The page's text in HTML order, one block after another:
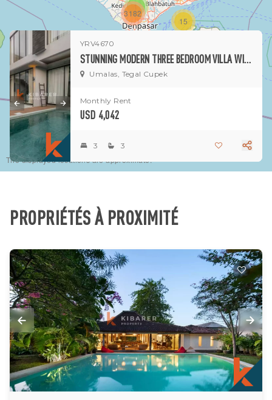
1
15
3182
The displayed locations are approximate.
YRV4670
STUNNING MODERN THREE BEDROOM VILLA WITH SCULPTURAL INTERIORS IN UMALAS
Umalas, Tegal Cupek
Monthly Rent
USD 4,042
3 3
PROPRIÉTÉS À PROXIMITÉ